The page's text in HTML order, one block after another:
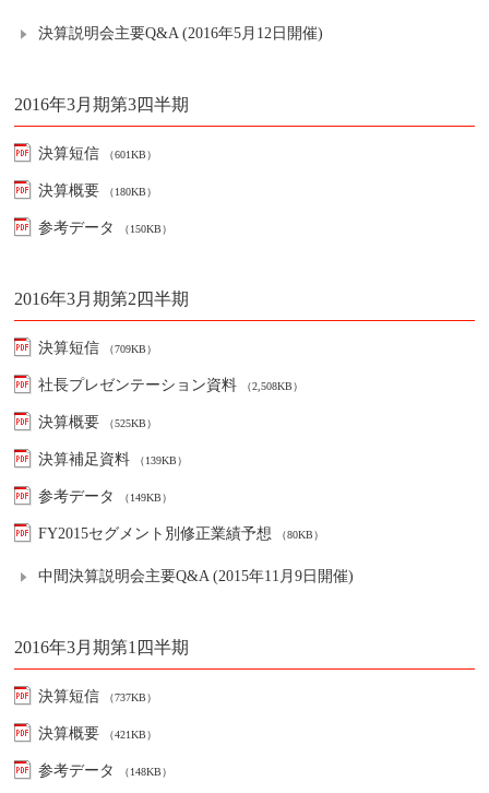
決算説明会主要Q&A (2016年5月12日開催)
2016年3月期第3四半期
決算短信 （601KB）
決算概要 （180KB）
参考データ （150KB）
2016年3月期第2四半期
決算短信 （709KB）
社長プレゼンテーション資料 （2,508KB）
決算概要 （525KB）
決算補足資料 （139KB）
参考データ （149KB）
FY2015セグメント別修正業績予想 （80KB）
中間決算説明会主要Q&A (2015年11月9日開催)
2016年3月期第1四半期
決算短信 （737KB）
決算概要 （421KB）
参考データ （148KB）